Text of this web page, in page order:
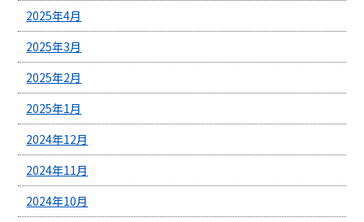
2025年4月
2025年3月
2025年2月
2025年1月
2024年12月
2024年11月
2024年10月